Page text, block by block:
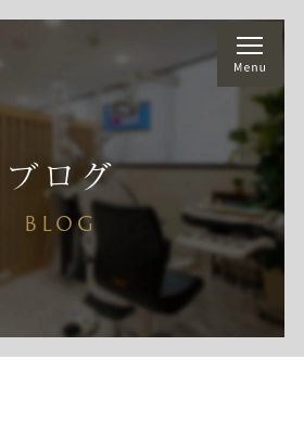
ブログ
BLOG